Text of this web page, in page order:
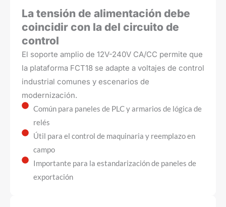
La tensión de alimentación debe
coincidir con la del circuito de
control
El soporte amplio de 12V-240V CA/CC permite que
la plataforma FCT18 se adapte a voltajes de control
industrial comunes y escenarios de
modernización.
Común para paneles de PLC y armarios de lógica de
relés
Útil para el control de maquinaria y reemplazo en
campo
Importante para la estandarización de paneles de
exportación